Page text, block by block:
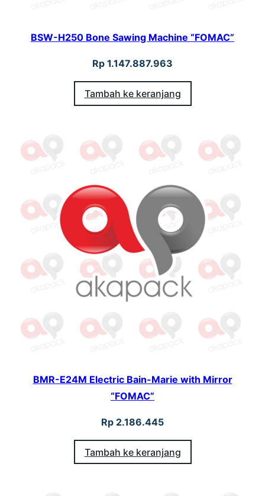
BSW-H250 Bone Sawing Machine “FOMAC”
Rp 1.147.887.963
Tambah ke keranjang
BMR-E24M Electric Bain-Marie with Mirror
“FOMAC”
Rp 2.186.445
Tambah ke keranjang